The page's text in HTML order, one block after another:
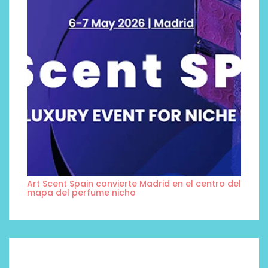
Art Scent Spain convierte Madrid en el centro del
mapa del perfume nicho